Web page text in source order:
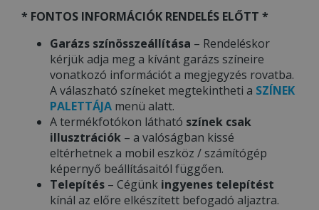
* FONTOS INFORMÁCIÓK RENDELÉS ELŐTT *
Garázs színösszeállítása – Rendeléskor
kérjük adja meg a kívánt garázs színeire
vonatkozó információt a megjegyzés rovatba.
A válaszható színeket megtekintheti a SZÍNEK
PALETTÁJA menü alatt.
A termékfotókon látható színek csak
illusztrációk – a valóságban kissé
eltérhetnek a mobil eszköz / számítógép
képernyő beállításaitól függően.
Telepítés – Cégünk ingyenes telepítést
kínál az előre elkészített befogadó aljaztra.